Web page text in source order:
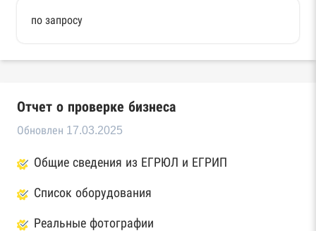
по запросу
Отчет о проверке бизнеса
Обновлен 17.03.2025
Общие сведения из ЕГРЮЛ и ЕГРИП
Список оборудования
Реальные фотографии